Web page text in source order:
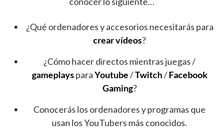
¿Qué ordenadores y accesorios necesitarás para
crear vídeos?
¿Cómo hacer directos mientras juegas /
gameplaysparaYoutube/Twitch/Facebook
Gaming?
Conocerás los ordenadores y programas que
usan los YouTubers más conocidos.